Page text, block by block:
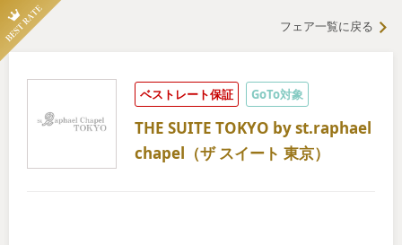
フェア一覧に戻る
ベストレート保証 GoTo対象
THE SUITE TOKYO by st.raphael
chapel（ザ スイート 東京）